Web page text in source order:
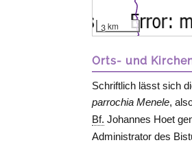
3 km
Orts- und
Schriftlich lässt sich
parrochia Menele,
Bf. Johannes Hoet
Administrator des